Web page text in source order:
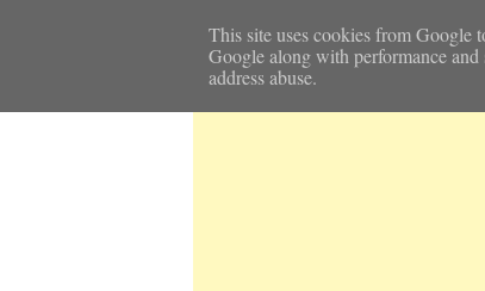
This site uses cookies from Google
Google along with performance and
address abuse.